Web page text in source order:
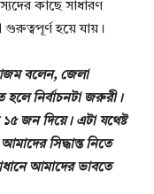
কাছে সাধারণ
গুরুত্বপূর্ণ হয়ে যায়।
বলেন, জেলা
নির্বাচনটা জরুরী।
জন দিয়ে। এটা যথেষ্ট
সিদ্ধান্ত নিতে
আমাদের ভাবতে